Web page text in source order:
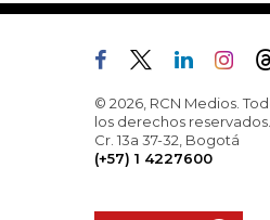
© 2026, RCN Medios.
los derechos reservados.
Cr. 13a 37-32, Bogotá
(+57) 1 4227600